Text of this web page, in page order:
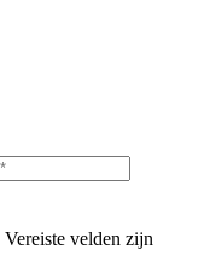
Vereiste velden zijn